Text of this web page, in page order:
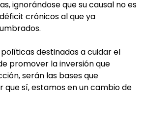
ignorándose que su causal no es
crónicos al que ya
destinadas a cuidar el
promover la inversión que
serán las bases que
sí, estamos en un cambio de